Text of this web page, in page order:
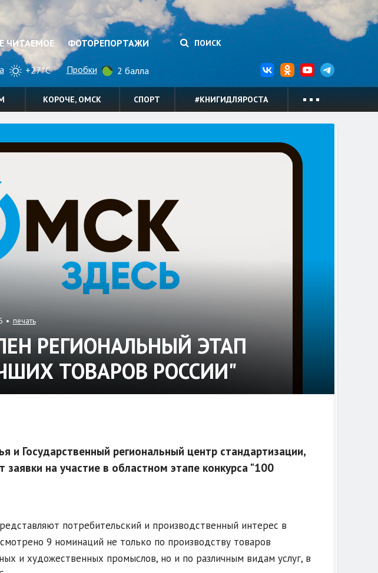
ЧИТАЕМОЕ ФОТОРЕПОРТАЖИ ПОИСК
+27°C Пробки 2 балла
КОРОЧЕ, ОМСК СПОРТ #КНИГИДЛЯРОСТА
• печать
РЕГИОНАЛЬНЫЙ ЭТАП
ТОВАРОВ РОССИИ"
и Государственный региональный центр стандартизации,
на участие в областном этапе конкурса "100
потребительский и производственный интерес в
9 номинаций не только по производству товаров
и художественных промыслов, но и по различным видам услуг, в